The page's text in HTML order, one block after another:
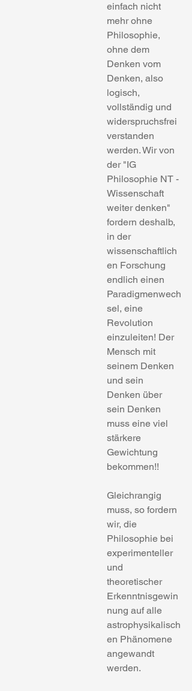
einfach nicht
mehr ohne
Philosophie,
ohne dem
Denken vom
Denken, also
logisch,
vollständig und
widerspruchsfrei
verstanden
werden. Wir von
der "IG
Philosophie NT -
Wissenschaft
weiter denken"
fordern deshalb,
in der
wissenschaftlich
en Forschung
endlich einen
Paradigmenwech
sel, eine
Revolution
einzuleiten! Der
Mensch mit
seinem Denken
und sein
Denken über
sein Denken
muss eine viel
stärkere
Gewichtung
bekommen!!
Gleichrangig
muss, so fordern
wir, die
Philosophie bei
experimenteller
und
theoretischer
Erkenntnisgewin
nung auf alle
astrophysikalisch
en Phänomene
angewandt
werden.